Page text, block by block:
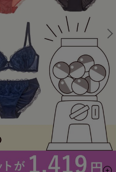
ギフトラッピング
D80 D85